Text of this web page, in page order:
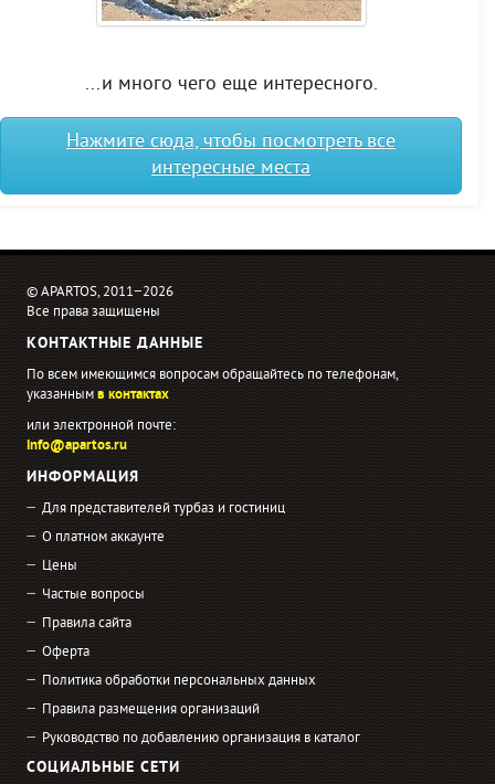
...и много чего еще интересного.
Нажмите сюда, чтобы посмотреть все
интересные места
© APARTOS, 2011−2026
Все права защищены
КОНТАКТНЫЕ ДАННЫЕ
По всем имеющимся вопросам обращайтесь по телефонам,
указаннымв контактах
или электронной почте:
info@apartos.ru
ИНФОРМАЦИЯ
Для представителей турбаз и гостиниц
О платном аккаунте
Цены
Частые вопросы
Правила сайта
Оферта
Политика обработки персональных данных
Правила размещения организаций
Руководство по добавлению организация в каталог
СОЦИАЛЬНЫЕ СЕТИ